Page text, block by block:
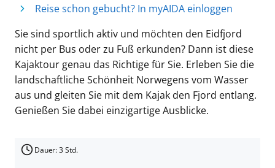
Reise schon gebucht? In myAIDA einloggen
Sie sind sportlich aktiv und möchten den Eidfjord
nicht per Bus oder zu Fuß erkunden? Dann ist diese
Kajaktour genau das Richtige für Sie. Erleben Sie die
landschaftliche Schönheit Norwegens vom Wasser
aus und gleiten Sie mit dem Kajak den Fjord entlang.
Genießen Sie dabei einzigartige Ausblicke.
Dauer: 3 Std.